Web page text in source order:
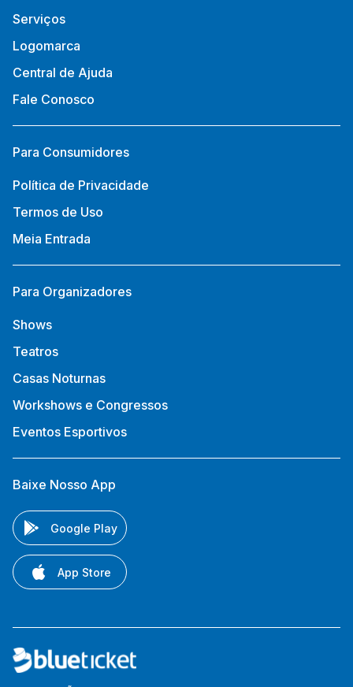
Serviços
Logomarca
Central de Ajuda
Fale Conosco
Para Consumidores
Política de Privacidade
Termos de Uso
Meia Entrada
Para Organizadores
Shows
Teatros
Casas Noturnas
Workshows e Congressos
Eventos Esportivos
Baixe Nosso App
Google Play
App Store